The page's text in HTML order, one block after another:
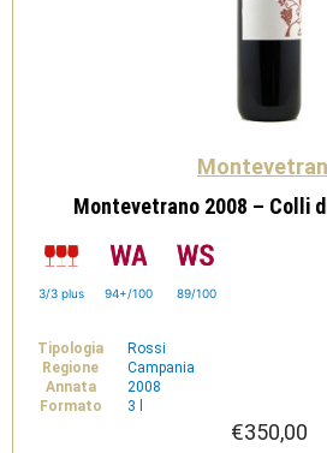
Montevetrano 2008 – Colli
3/3 plus 94+/100 89/100
Tipologia
Rossi
Regione
Campania
Annata
2008
Formato
3 l
€350,00